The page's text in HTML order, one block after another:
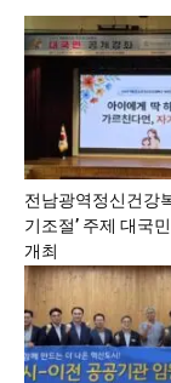
전남광역정신건강
기조절’ 주제 대국
개최